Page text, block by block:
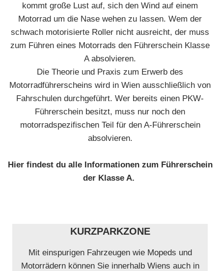
kommt große Lust auf, sich den Wind auf einem
Motorrad um die Nase wehen zu lassen. Wem der
schwach motorisierte Roller nicht ausreicht, der muss
zum Führen eines Motorrads den Führerschein Klasse
A absolvieren.
Die Theorie und Praxis zum Erwerb des
Motorradführerscheins wird in Wien ausschließlich von
Fahrschulen durchgeführt. Wer bereits einen PKW-
Führerschein besitzt, muss nur noch den
motorradspezifischen Teil für den A-Führerschein
absolvieren.
Hier findest du alle Informationen zum Führerschein
der Klasse A.
KURZPARKZONE
Mit einspurigen Fahrzeugen wie Mopeds und
Motorrädern können Sie innerhalb Wiens auch in